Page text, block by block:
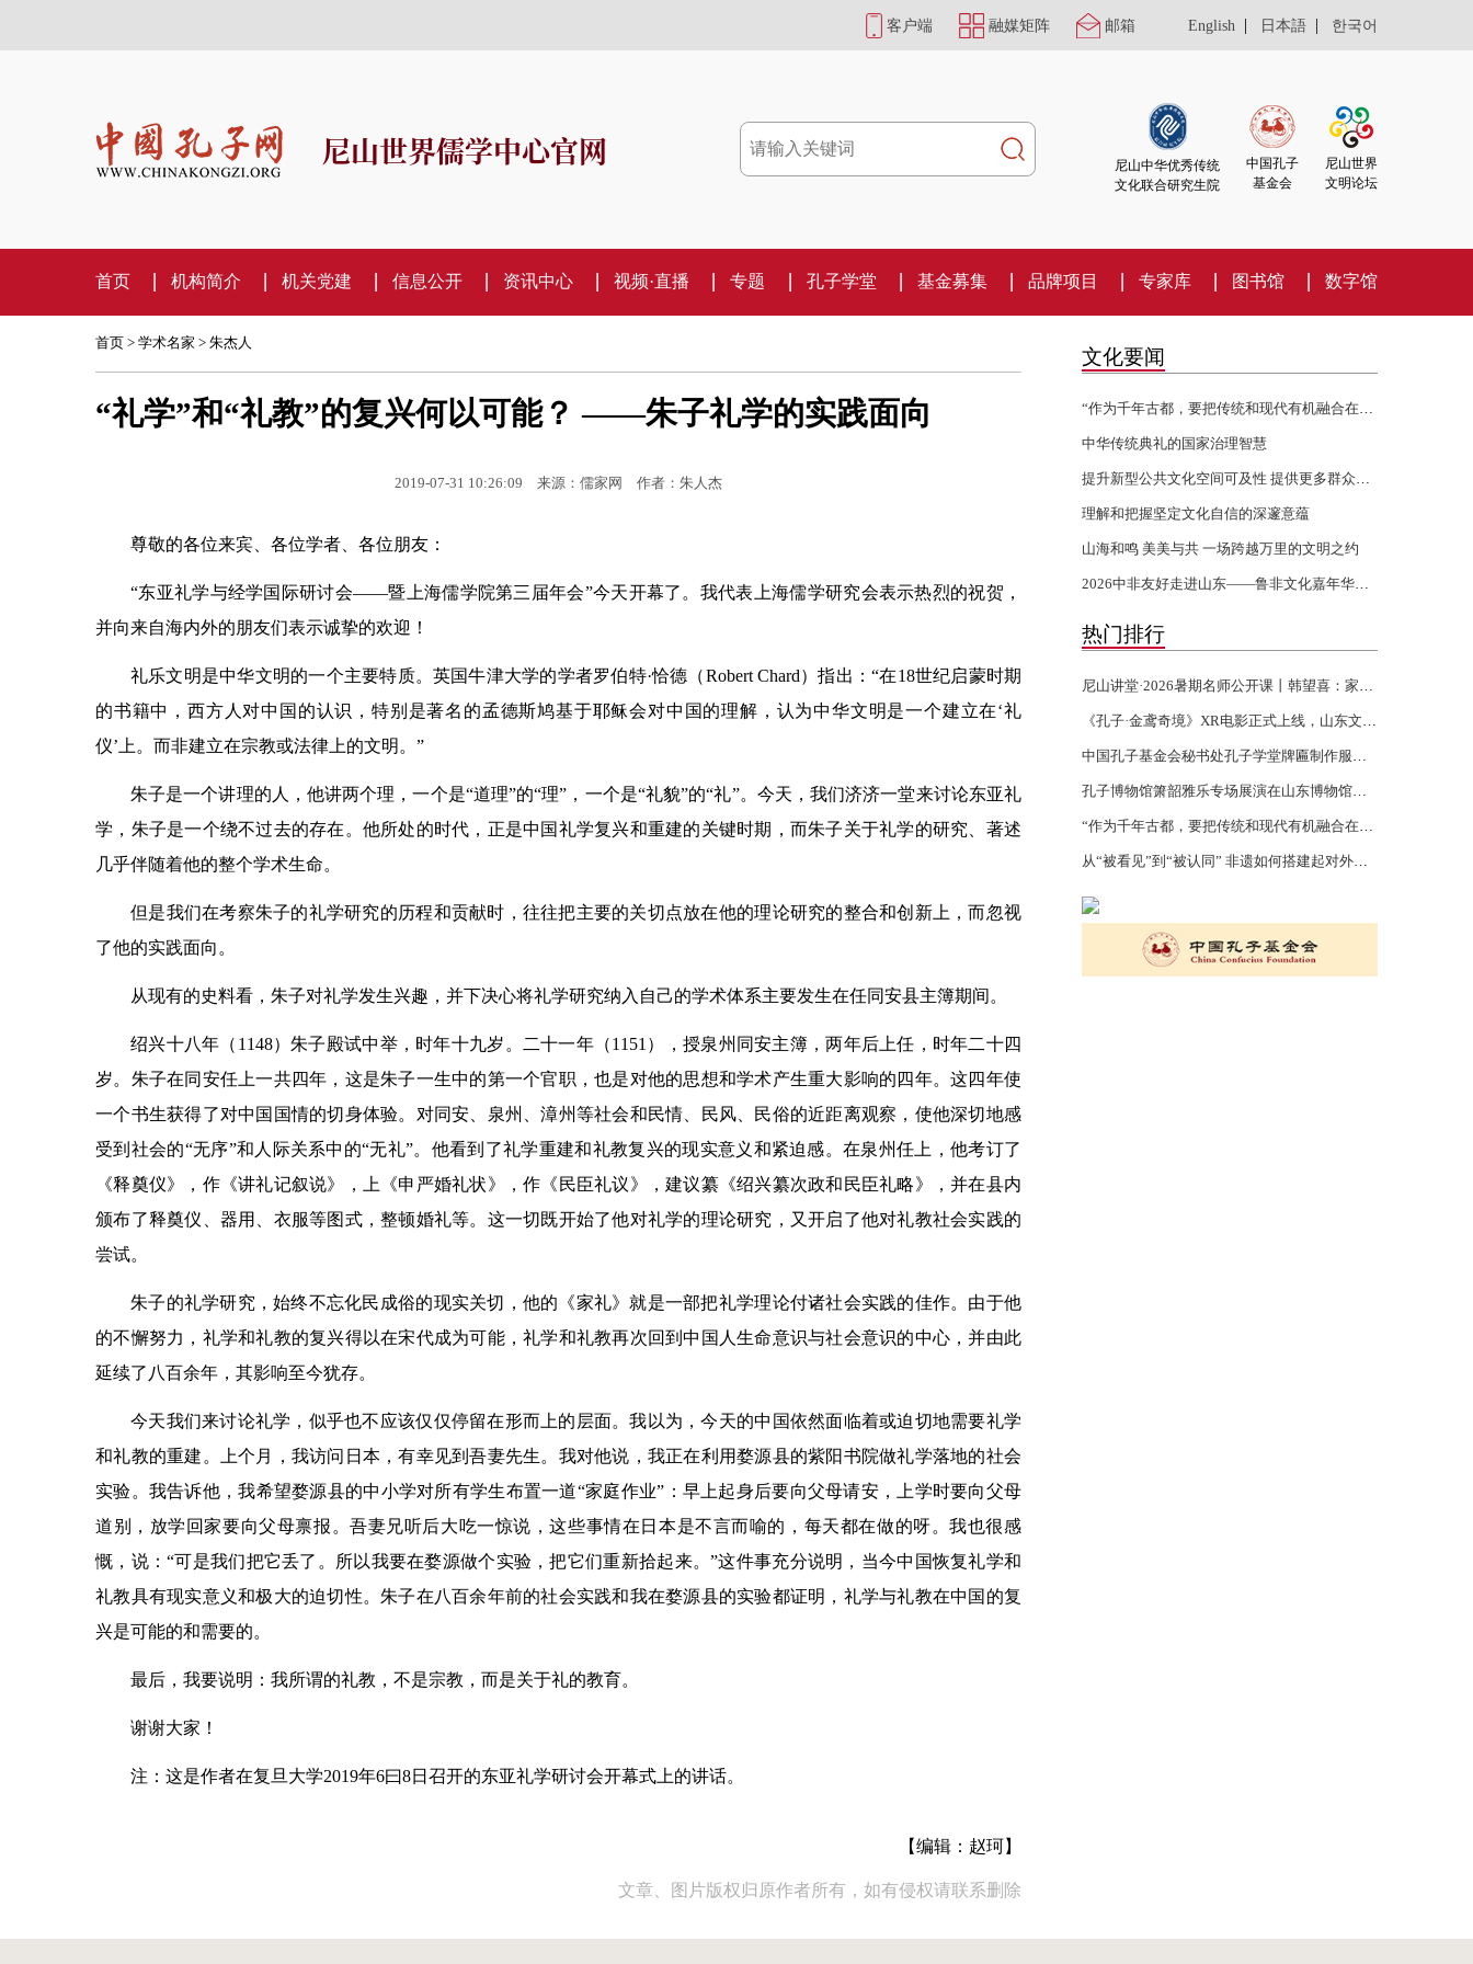
客户端 融媒矩阵 邮箱 English | 日本語 | 한국어
尼山世界儒学中心官网
尼山中华优秀传统
文化联合研究生院
中国孔子
基金会
尼山世界
文明论坛
首页 机构简介 机关党建 信息公开 资讯中心 视频·直播 专题 孔子学堂 基金募集 品牌项目 专家库 图书馆 数字馆
首页 > 学术名家 > 朱杰人
“礼学”和“礼教”的复兴何以可能？ ——朱子礼学的实践面向
2019-07-31 10:26:09 来源：儒家网 作者：朱人杰
尊敬的各位来宾、各位学者、各位朋友：
“东亚礼学与经学国际研讨会——暨上海儒学院第三届年会”今天开幕了。我代表上海儒学研究会表示热烈的祝贺，
并向来自海内外的朋友们表示诚挚的欢迎！
礼乐文明是中华文明的一个主要特质。英国牛津大学的学者罗伯特·恰德（Robert Chard）指出：“在18世纪启蒙时期
的书籍中，西方人对中国的认识，特别是著名的孟德斯鸠基于耶稣会对中国的理解，认为中华文明是一个建立在‘礼
仪’上。而非建立在宗教或法律上的文明。”
朱子是一个讲理的人，他讲两个理，一个是“道理”的“理”，一个是“礼貌”的“礼”。今天，我们济济一堂来讨论东亚礼
学，朱子是一个绕不过去的存在。他所处的时代，正是中国礼学复兴和重建的关键时期，而朱子关于礼学的研究、著述
几乎伴随着他的整个学术生命。
但是我们在考察朱子的礼学研究的历程和贡献时，往往把主要的关切点放在他的理论研究的整合和创新上，而忽视
了他的实践面向。
从现有的史料看，朱子对礼学发生兴趣，并下决心将礼学研究纳入自己的学术体系主要发生在任同安县主簿期间。
绍兴十八年（1148）朱子殿试中举，时年十九岁。二十一年（1151），授泉州同安主簿，两年后上任，时年二十四
岁。朱子在同安任上一共四年，这是朱子一生中的第一个官职，也是对他的思想和学术产生重大影响的四年。这四年使
一个书生获得了对中国国情的切身体验。对同安、泉州、漳州等社会和民情、民风、民俗的近距离观察，使他深切地感
受到社会的“无序”和人际关系中的“无礼”。他看到了礼学重建和礼教复兴的现实意义和紧迫感。在泉州任上，他考订了
《释奠仪》，作《讲礼记叙说》，上《申严婚礼状》，作《民臣礼议》，建议纂《绍兴纂次政和民臣礼略》，并在县内
颁布了释奠仪、器用、衣服等图式，整顿婚礼等。这一切既开始了他对礼学的理论研究，又开启了他对礼教社会实践的
尝试。
朱子的礼学研究，始终不忘化民成俗的现实关切，他的《家礼》就是一部把礼学理论付诸社会实践的佳作。由于他
的不懈努力，礼学和礼教的复兴得以在宋代成为可能，礼学和礼教再次回到中国人生命意识与社会意识的中心，并由此
延续了八百余年，其影响至今犹存。
今天我们来讨论礼学，似乎也不应该仅仅停留在形而上的层面。我以为，今天的中国依然面临着或迫切地需要礼学
和礼教的重建。上个月，我访问日本，有幸见到吾妻先生。我对他说，我正在利用婺源县的紫阳书院做礼学落地的社会
实验。我告诉他，我希望婺源县的中小学对所有学生布置一道“家庭作业”：早上起身后要向父母请安，上学时要向父母
道别，放学回家要向父母禀报。吾妻兄听后大吃一惊说，这些事情在日本是不言而喻的，每天都在做的呀。我也很感
慨，说：“可是我们把它丢了。所以我要在婺源做个实验，把它们重新拾起来。”这件事充分说明，当今中国恢复礼学和
礼教具有现实意义和极大的迫切性。朱子在八百余年前的社会实践和我在婺源县的实验都证明，礼学与礼教在中国的复
兴是可能的和需要的。
最后，我要说明：我所谓的礼教，不是宗教，而是关于礼的教育。
谢谢大家！
注：这是作者在复旦大学2019年6曰8日召开的东亚礼学研讨会开幕式上的讲话。
【编辑：赵珂】
文章、图片版权归原作者所有，如有侵权请联系删除
文化要闻
中华传统典礼的国家治理智慧
理解和把握坚定文化自信的深邃意蕴
山海和鸣 美美与共 一场跨越万里的文明之约
热门排行